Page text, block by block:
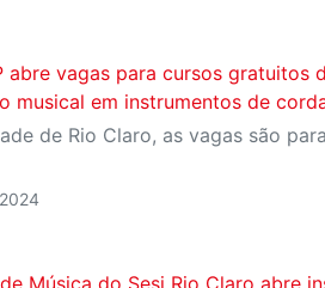
abre vagas para cursos gratuitos
musical em instrumentos de
Música do Sesi Rio Claro abre